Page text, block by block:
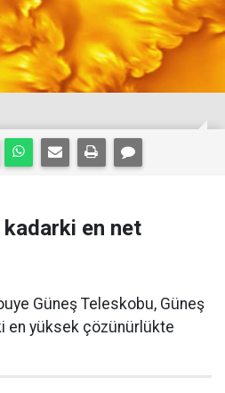
kadarki en net
Güneş Teleskobu, Güneş
en yüksek çözünürlükte